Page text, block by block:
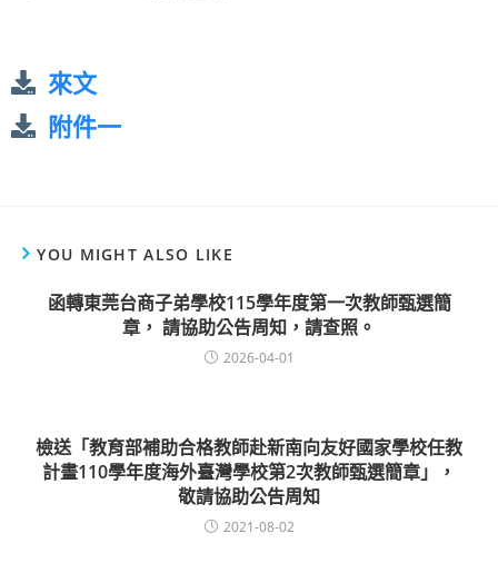
來文
附件一
YOU MIGHT ALSO LIKE
函轉東莞台商子弟學校115學年度第一次教師甄選簡
章， 請協助公告周知，請查照。
2026-04-01
檢送「教育部補助合格教師赴新南向友好國家學校任教
計畫110學年度海外臺灣學校第2次教師甄選簡章」，
敬請協助公告周知
2021-08-02